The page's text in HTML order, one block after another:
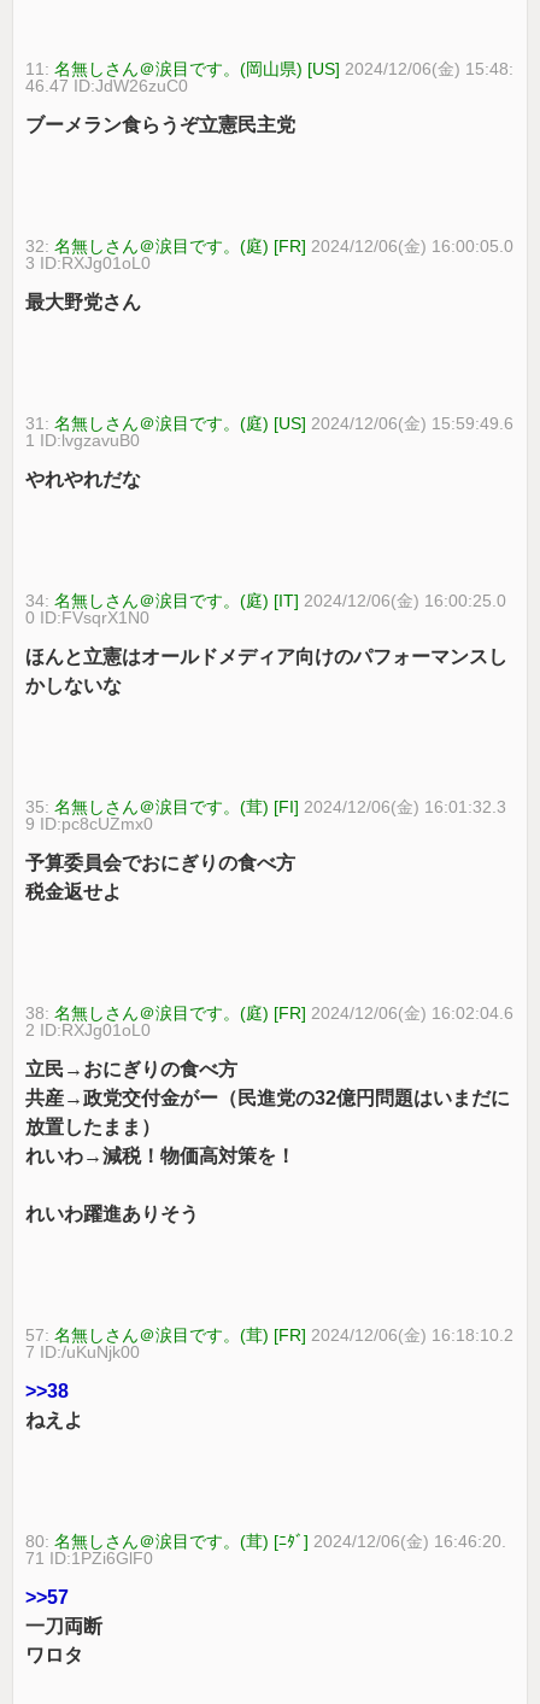
11:名無しさん＠涙目です。(岡山県) [US] 2024/12/06(金) 15:48:
46.47 ID:JdW26zuC0
ブーメラン食らうぞ立憲民主党
32:名無しさん＠涙目です。(庭) [FR] 2024/12/06(金) 16:00:05.0
3 ID:RXJg01oL0
最大野党さん
31:名無しさん＠涙目です。(庭) [US] 2024/12/06(金) 15:59:49.6
1 ID:lvgzavuB0
やれやれだな
34:名無しさん＠涙目です。(庭) [IT] 2024/12/06(金) 16:00:25.0
0 ID:FVsqrX1N0
ほんと立憲はオールドメディア向けのパフォーマンスし
かしないな
35:名無しさん＠涙目です。(茸) [FI] 2024/12/06(金) 16:01:32.3
9 ID:pc8cUZmx0
予算委員会でおにぎりの食べ方
税金返せよ
38:名無しさん＠涙目です。(庭) [FR] 2024/12/06(金) 16:02:04.6
2 ID:RXJg01oL0
立民→おにぎりの食べ方
共産→政党交付金がー（民進党の32億円問題はいまだに
放置したまま）
れいわ→減税！物価高対策を！
れいわ躍進ありそう
57:名無しさん＠涙目です。(茸) [FR] 2024/12/06(金) 16:18:10.2
7 ID:/uKuNjk00
>>38
ねえよ
80:名無しさん＠涙目です。(茸) [ﾆﾀﾞ] 2024/12/06(金) 16:46:20.
71 ID:1PZi6GlF0
>>57
一刀両断
ワロタ